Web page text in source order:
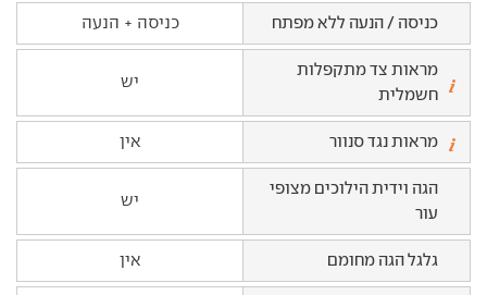
כניסה / הנעה ללא מפתח כניסה + הנעה
מראות צד מתקפלות
חשמלית
יש
מראות נגד סנוור אין
הגה וידית הילוכים מצופי
עור
יש
גלגל הגה מחומם אין